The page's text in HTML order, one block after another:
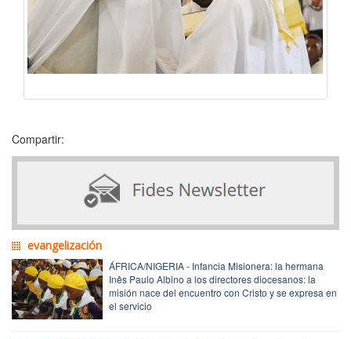
Compartir:
evangelización
ÁFRICA/NIGERIA - Infancia Misionera: la hermana
Inês Paulo Albino a los directores diocesanos: la
misión nace del encuentro con Cristo y se expresa en
el servicio